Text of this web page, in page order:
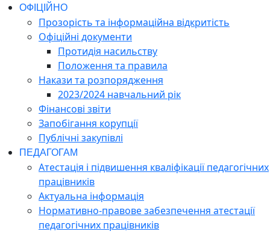
ОФІЦІЙНО
Прозорість та інформаційна відкритість
Офіційні документи
Протидія насильству
Положення та правила
Накази та розпорядження
2023/2024 навчальний рік
Фінансові звіти
Запобігання корупції
Публічні закупівлі
ПЕДАГОГАМ
Атестація і підвишення кваліфікації педагогічних
працівників
Актуальна інформація
Нормативно-правове забезпечення атестації
педагогічних працівників